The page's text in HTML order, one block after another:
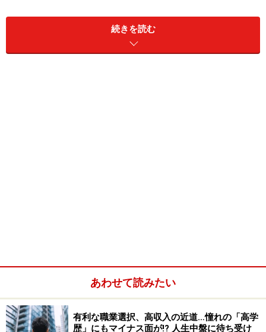
退職者がいない会社は良い会社といえるのかどうかとい
対に、多少ぬるま湯的な環境にあるという見方もできる
ンチャーや、大手の企業に転職している、または独立を
する人が多いなど、良い意味で外に人材を輩出している
会社であると感じられれば、離職率の高さもあまり気に
しなくても良いということになります。
続きを読む
あわせて読みたい
有利な職業選択、高収入の近道…憧れの「高学
歴」にもマイナス面が!? 人生中盤に待ち受け